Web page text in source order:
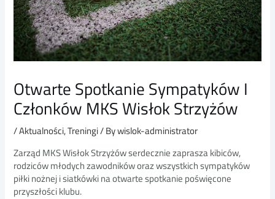
Otwarte Spotkanie Sympatyków I
Członków MKS Wisłok Strzyżów
/Aktualności,Treningi/ Bywislok-administrator
Zarząd MKS Wisłok Strzyżówserdecznie zaprasza kibiców,
rodziców młodych zawodników oraz wszystkich sympatyków
piłki nożnej i siatkówki na otwarte spotkanie poświęcone
przyszłości klubu.